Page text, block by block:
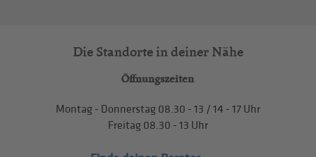
Die Standorte in deiner Nähe
Öffnungszeiten
Montag - Donnerstag 08.30 - 13 / 14 - 17 Uhr
Freitag 08.30 - 13 Uhr